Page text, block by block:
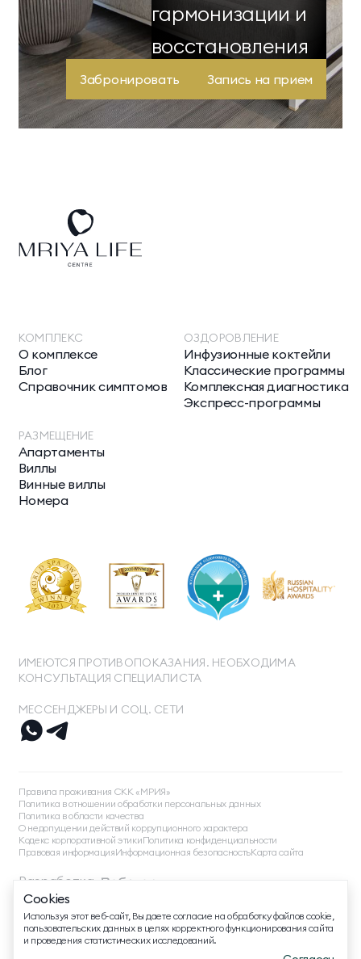
ДОПОЛНИТЕЛЬНЫЙ ТЕЛЕФОН ДЛЯ СВЯЗИ
+74991107964
МЕССЕНДЖЕРЫ И СОЦ. СЕТИ
EMAIL ДЛЯ ВОПРОСОВ И ПОЖЕЛАНИЙ
info@mriyaresort.com
гармонизации и
восстановления
здоровья.
Забронировать Запись на прием
КОМПЛЕКС
О комплексе
Блог
Справочник симптомов
ОЗДОРОВЛЕНИЕ
Инфузионные коктейли
Классические программы
Комплексная диагностика
Экспресс-программы
РАЗМЕЩЕНИЕ
Апартаменты
Виллы
Винные виллы
Номера
ИМЕЮТСЯ ПРОТИВОПОКАЗАНИЯ. НЕОБХОДИМА
КОНСУЛЬТАЦИЯ СПЕЦИАЛИСТА
МЕССЕНДЖЕРЫ И СОЦ. СЕТИ
©2026, Mriya Все права защищены
Правила проживания СКК «МРИЯ»
Политика в отношении обработки персональных данных
Политика в области качества
О недопущении действий коррупционного характера
Кодекс корпоративной этикиПолитика конфиденциальности
Правовая информацияИнформационная безопасностьКарта сайта
Разработка
Cookies
Используя этот веб-сайт, Вы даете согласие на обработку файлов cookie,
пользовательских данных в целях корректного функционирования сайта
и проведения статистических исследований.